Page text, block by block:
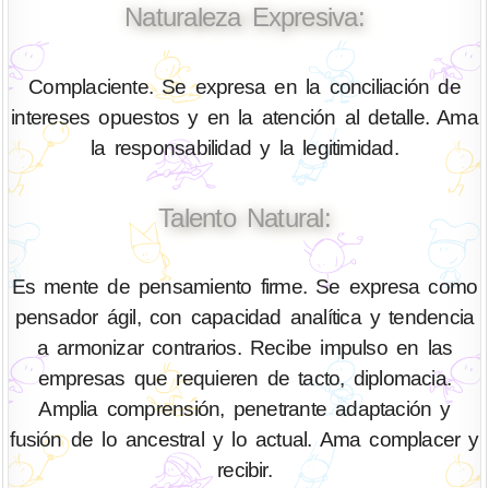
Naturaleza Expresiva:
Complaciente. Se expresa en la conciliación de
intereses opuestos y en la atención al detalle. Ama
la responsabilidad y la legitimidad.
Talento Natural:
Es mente de pensamiento firme. Se expresa como
pensador ágil, con capacidad analítica y tendencia
a armonizar contrarios. Recibe impulso en las
empresas que requieren de tacto, diplomacia.
Amplia comprensión, penetrante adaptación y
fusión de lo ancestral y lo actual. Ama complacer y
recibir.